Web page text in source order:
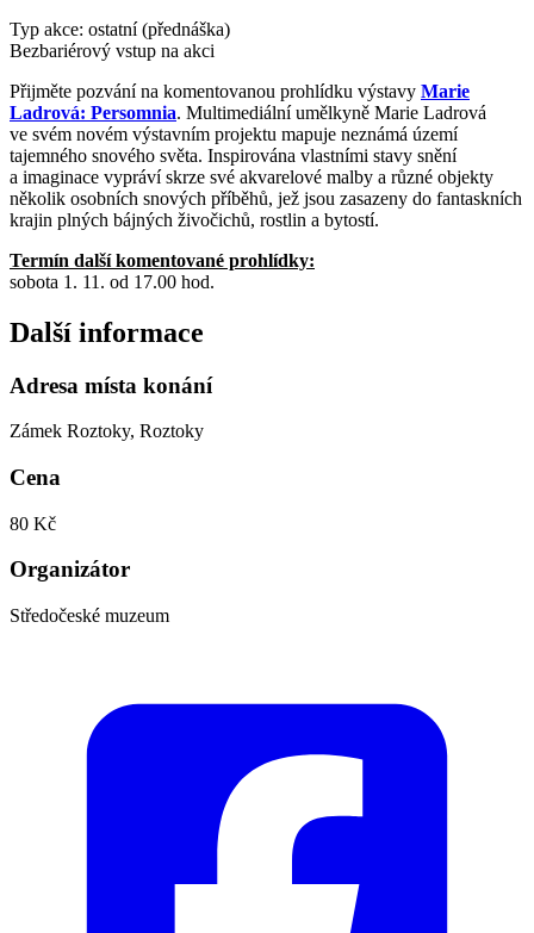
Typ akce: ostatní (přednáška)
Bezbariérový vstup na akci
Přijměte pozvání na komentovanou prohlídku výstavy Marie
Ladrová: Persomnia. Multimediální umělkyně Marie Ladrová
ve svém novém výstavním projektu mapuje neznámá území
tajemného snového světa. Inspirována vlastními stavy snění
a imaginace vypráví skrze své akvarelové malby a různé objekty
několik osobních snových příběhů, jež jsou zasazeny do fantaskních
krajin plných bájných živočichů, rostlin a bytostí.
Termín další komentované prohlídky:
sobota 1. 11. od 17.00 hod.
Další informace
Adresa místa konání
Zámek Roztoky, Roztoky
Cena
80 Kč
Organizátor
Středočeské muzeum